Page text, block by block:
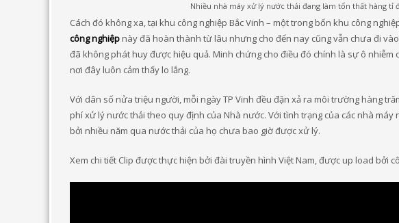
Nhiều nhà máy xử lý nước thải đang làm tổn thất hàng tỉ
Cách đó không xa, tại khu công nghiệp Bắc Vinh – một trong bốn khu công
công nghiệpnày đã hoàn thành từ lâu nhưng cho đến nay cũng vẫn chưa đi
đã không phát huy được hiệu quả. Minh chứng cho điều đó chính là sự ô
nơi đây luôn cảm thấy lo lắng.
Với dân số nửa triệu người, mỗi ngày TP Vinh đều đặn xả ra môi trường hàng
phí xử lý nước thải theo quy định của Nhà nước. Với tình trạng của các nhà
bởi nhiều năm qua nước thải của họ chưa bao giờ được xử lý.
Xem chi tiết Clip được thực hiện bởi đài truyền hình Việt Nam, được up load bởi